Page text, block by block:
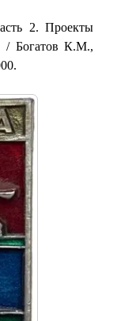
2. Проекты
/ Богатов К.М.,